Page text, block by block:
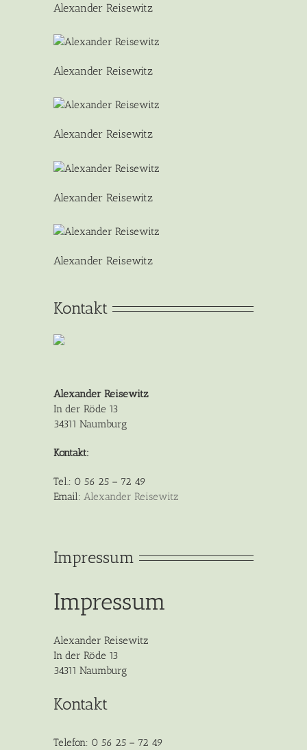
Alexander Reisewitz
Alexander Reisewitz
Alexander Reisewitz
Alexander Reisewitz
Alexander Reisewitz
Kontakt
Alexander Reisewitz
In der Röde 13
34311 Naumburg
Kontakt:
Tel.: 0 56 25 – 72 49
Email: Alexander Reisewitz
Impressum
Impressum
Alexander Reisewitz
In der Röde 13
34311 Naumburg
Kontakt
Telefon: 0 56 25 – 72 49